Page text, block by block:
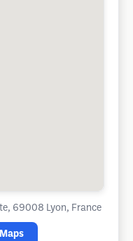
69008 Lyon, France